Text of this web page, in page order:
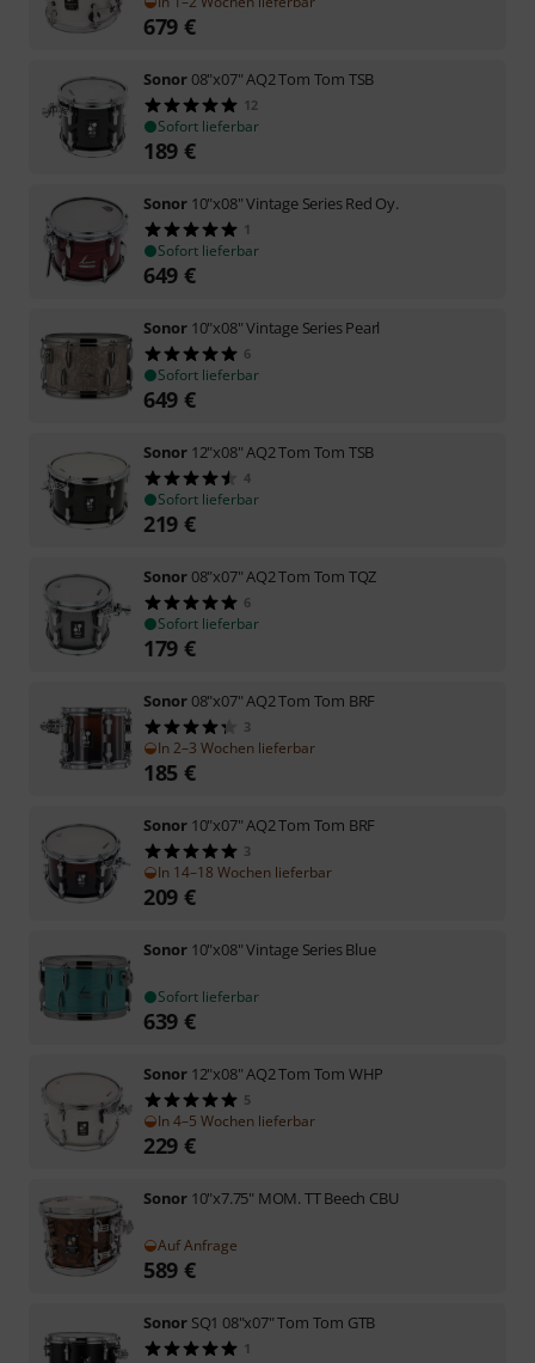
679 €
Sonor 08"x07" AQ2 Tom Tom TSB
12
Sofort lieferbar
189 €
Sonor 10"x08" Vintage Series Red Oy.
1
Sofort lieferbar
649 €
Sonor 10"x08" Vintage Series Pearl
6
Sofort lieferbar
649 €
Sonor 12"x08" AQ2 Tom Tom TSB
4
Sofort lieferbar
219 €
Sonor 08"x07" AQ2 Tom Tom TQZ
6
Sofort lieferbar
179 €
Sonor 08"x07" AQ2 Tom Tom BRF
3
In 2–3 Wochen lieferbar
185 €
Sonor 10"x07" AQ2 Tom Tom BRF
3
In 14–18 Wochen lieferbar
209 €
Sonor 10"x08" Vintage Series Blue
Sofort lieferbar
639 €
Sonor 12"x08" AQ2 Tom Tom WHP
5
In 4–5 Wochen lieferbar
229 €
Sonor 10"x7.75" MOM. TT Beech CBU
Auf Anfrage
589 €
Sonor SQ1 08"x07" Tom Tom GTB
1